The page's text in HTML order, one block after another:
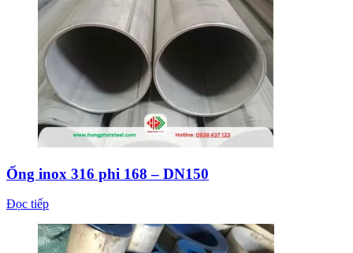
Ống inox 316 phi 168 – DN150
Đọc tiếp